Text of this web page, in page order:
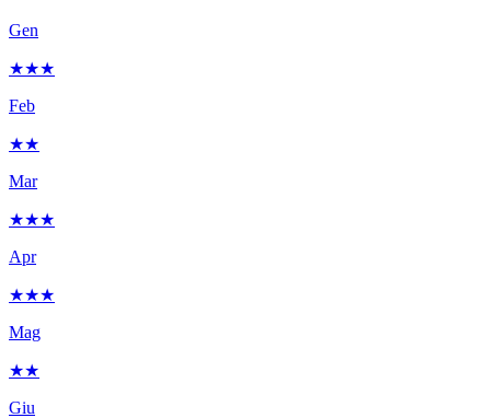
Gen
★★★
Feb
★★
Mar
★★★
Apr
★★★
Mag
★★
Giu